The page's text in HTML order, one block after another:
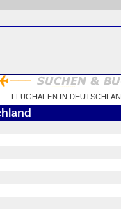
FLUGHAFEN IN